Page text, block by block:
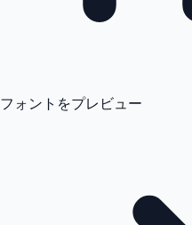
フォントをプレビュー